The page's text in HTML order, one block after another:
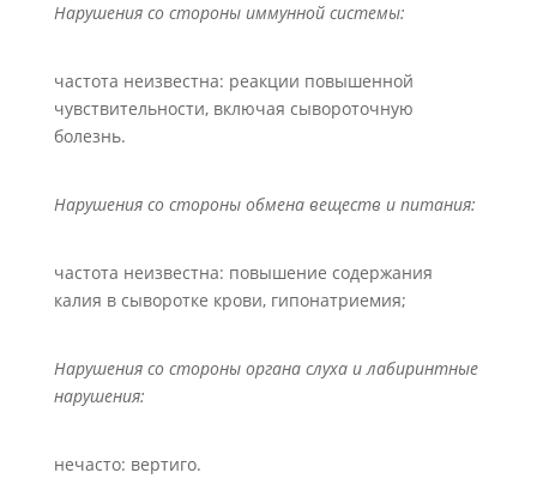
Нарушения со стороны иммунной системы:
частота неизвестна: реакции повышенной
чувствительности, включая сывороточную
болезнь.
Нарушения со стороны обмена веществ и питания:
частота неизвестна: повышение содержания
калия в сыворотке крови, гипонатриемия;
Нарушения со стороны органа слуха и лабиринтные
нарушения:
нечасто: вертиго.